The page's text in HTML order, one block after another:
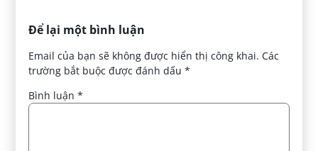
Để lại một bình luận
Email của bạn sẽ không được hiển thị công khai. Các
trường bắt buộc được đánh dấu*
Bình luận*